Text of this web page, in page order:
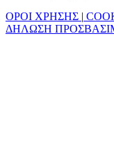
ΟΡΟΙ ΧΡΗΣΗΣ |
ΔΗΛΩΣΗ